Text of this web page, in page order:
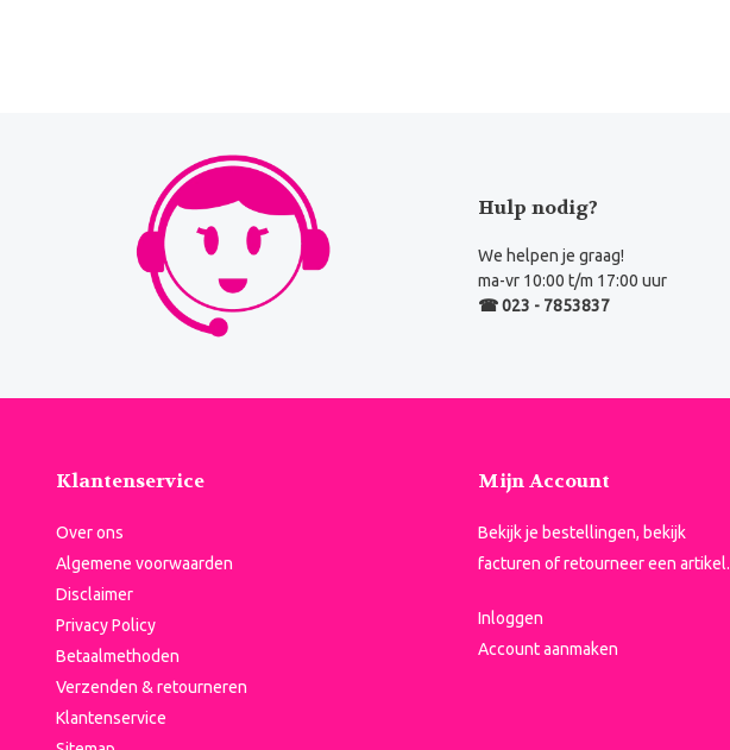
Hulp nodig?
We helpen je graag!
ma-vr 10:00 t/m 17:00 uur
☎ 023 - 7853837
Klantenservice
Over ons
Algemene voorwaarden
Disclaimer
Privacy Policy
Betaalmethoden
Verzenden & retourneren
Klantenservice
Mijn Account
Bekijk je bestellingen, bekijk
facturen of retourneer een artikel.
Inloggen
Account aanmaken